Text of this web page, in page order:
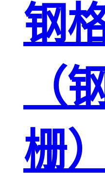
钢
（
栅）